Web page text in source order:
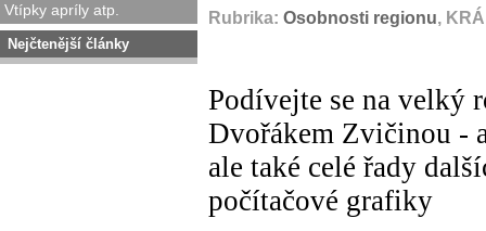
Vtípky apríly atp.
Nejčtenější články
Rubrika: Osobnosti regionu,
Podívejte se na velký
Dvořákem Zvičinou -
ale také celé řady
počítačové grafiky